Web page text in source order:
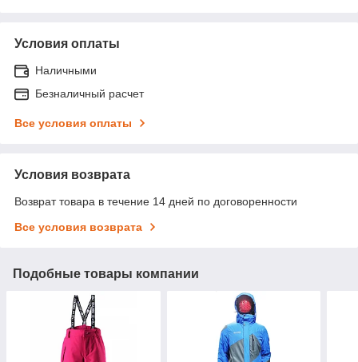
Условия оплаты
Наличными
Безналичный расчет
Все условия оплаты
Условия возврата
Возврат товара в течение 14 дней по договоренности
Все условия возврата
Подобные товары компании